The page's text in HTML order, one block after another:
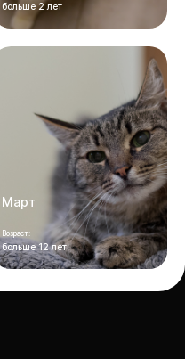
больше 2 лет
Март
Возраст:
больше 12 лет